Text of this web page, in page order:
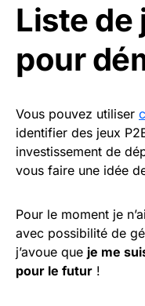
Liste de
pour
Vous pouvez utiliser
identifier des jeux
investissement de
vous faire une idée
Pour le moment je
avec possibilité de
j’avoue que je me
pour le futur !